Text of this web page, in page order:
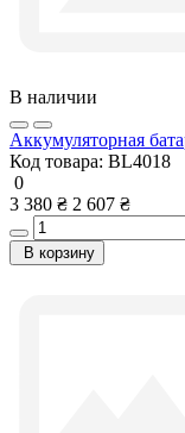
В наличии
Аккумуляторная
Код товара: BL4018
0
3 380 ₴ 2 607 ₴
В корзину